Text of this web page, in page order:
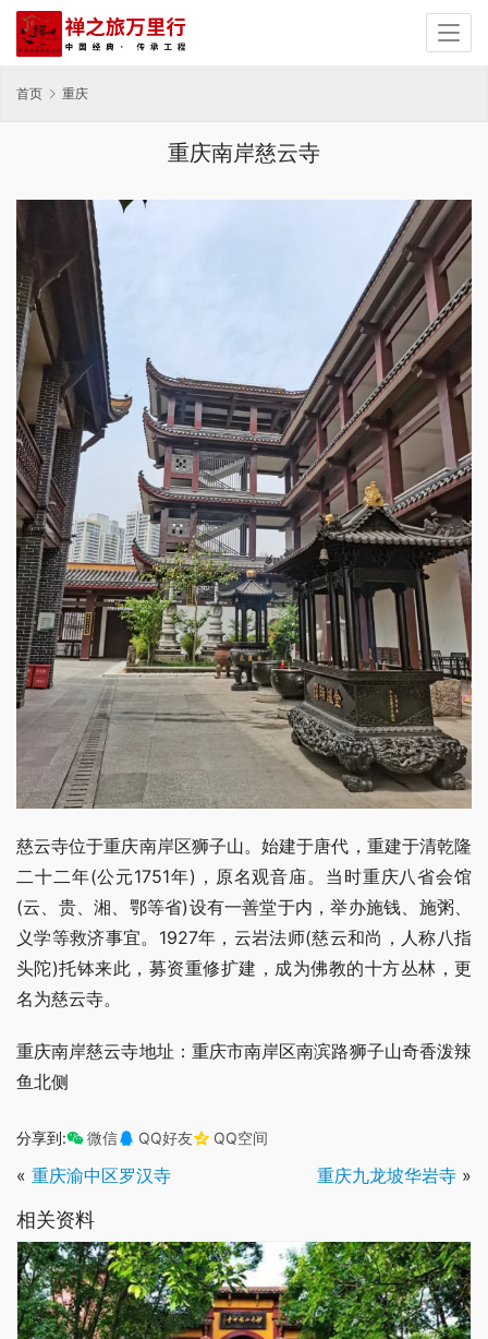
首页 重庆
重庆南岸慈云寺
慈云寺位于重庆南岸区狮子山。始建于唐代，重建于清乾隆
二十二年(公元1751年)，原名观音庙。当时重庆八省会馆
(云、贵、湘、鄂等省)设有一善堂于内，举办施钱、施粥、
义学等救济事宜。1927年，云岩法师(慈云和尚，人称八指
头陀)托钵来此，募资重修扩建，成为佛教的十方丛林，更
名为慈云寺。
重庆南岸慈云寺地址：重庆市南岸区南滨路狮子山奇香泼辣
鱼北侧
分享到: 微信 QQ好友 QQ空间
« 重庆渝中区罗汉寺 重庆九龙坡华岩寺 »
相关资料